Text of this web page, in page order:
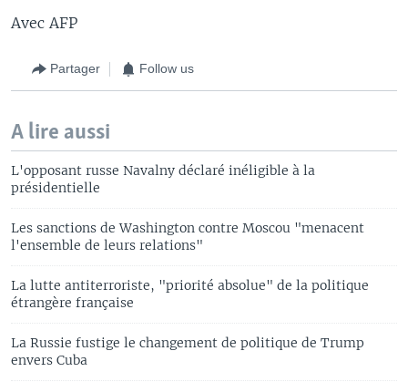
Avec AFP
Partager Follow us
A lire aussi
L'opposant russe Navalny déclaré inéligible à la
présidentielle
Les sanctions de Washington contre Moscou "menacent
l'ensemble de leurs relations"
La lutte antiterroriste, "priorité absolue" de la politique
étrangère française
La Russie fustige le changement de politique de Trump
envers Cuba